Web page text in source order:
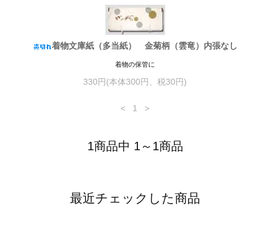
着物文庫紙（多当紙） 金菊柄（雲竜）内張なし
着物の保管に
330円(本体300円、税30円)
< 1 >
1商品中 1～1商品
最近チェックした商品